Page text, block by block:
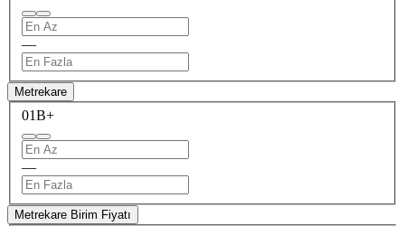
—
Metrekare
01B+
—
Metrekare Birim Fiyatı